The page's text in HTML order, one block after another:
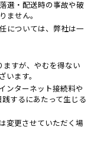
選・配送時の事故や破
ません。
については、弊社は一
ますが、やむを得ない
ます。
ンターネット接続料や
するにあたって生じる
変更させていただく場